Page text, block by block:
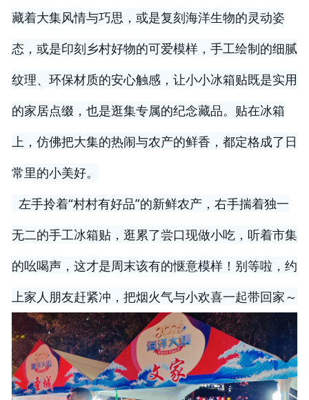
藏着大集风情与巧思，或是复刻海洋生物的灵动姿
态，或是印刻乡村好物的可爱模样，手工绘制的细腻
纹理、环保材质的安心触感，让小小冰箱贴既是实用
的家居点缀，也是逛集专属的纪念藏品。贴在冰箱
上，仿佛把大集的热闹与农产的鲜香，都定格成了日
常里的小美好。
无二的手工冰箱贴，逛累了尝口现做小吃，听着市集
的吆喝声，这才是周末该有的惬意模样！别等啦，约
上家人朋友赶紧冲，把烟火气与小欢喜一起带回家～